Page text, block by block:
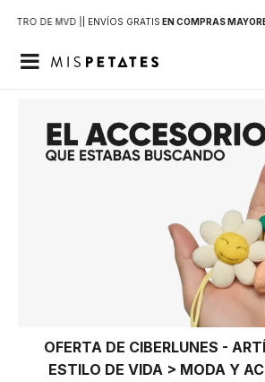
DE MVD | | ENVÍOS GRATIS EN COMPRAS

OFERTA DE CIBERLUNES -
ESTILO DE VIDA > MODA Y